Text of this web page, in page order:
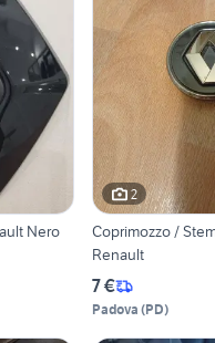
Stemma originale Renault Nero
2
Coprimozzo /
Renault
7 €
Padova (PD)